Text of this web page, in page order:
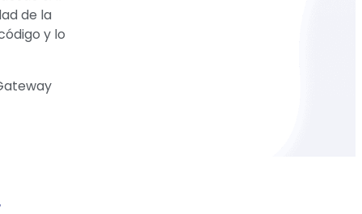
de la
y lo